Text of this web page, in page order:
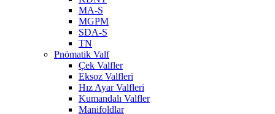
MA-S
MGPM
SDA-S
TN
Pnömatik Valf
Çek Valfler
Eksoz Valfleri
Hız Ayar Valfleri
Kumandalı Valfler
Manifoldlar